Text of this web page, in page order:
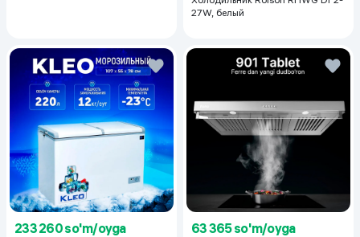
27W, белый
233 260 so'm/oyga 63 365 so'm/oyga